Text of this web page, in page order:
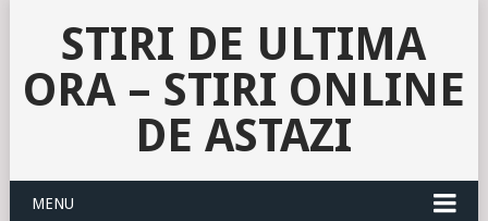
STIRI DE ULTIMA
ORA – STIRI ONLINE
DE ASTAZI
MENU